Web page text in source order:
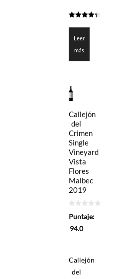
de 5
Leer
más
Callejón
del
Crimen
Single
Vineyard
Vista
Flores
Malbec
2019
de
Puntaje:
94.0
Callejón
del